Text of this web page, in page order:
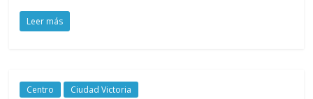
Leer más
Centro Ciudad Victoria